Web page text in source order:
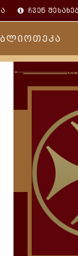
ჩვენ შესახებ